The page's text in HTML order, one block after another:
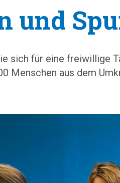
und
sich für eine freiwillige
Menschen aus dem